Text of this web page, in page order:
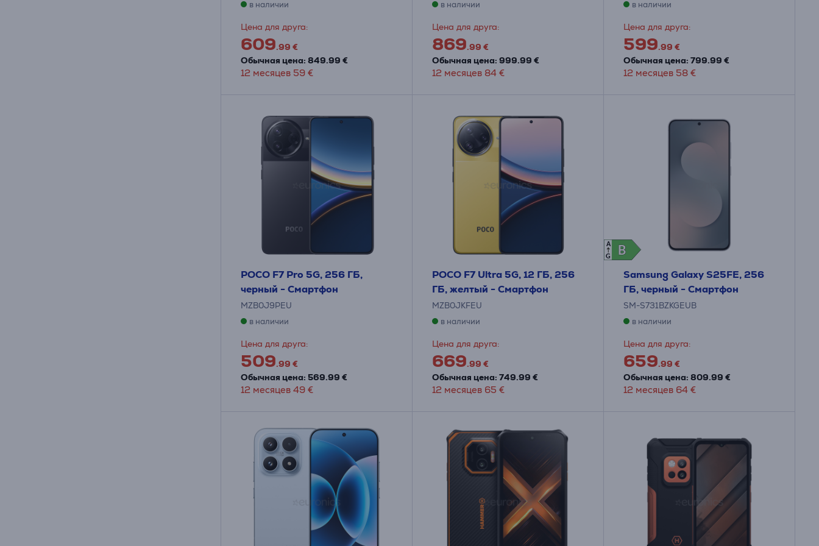
в наличии
Цена для друга:
609.99 €
Обычная цена: 849.99 €
12 месяцев 59 €
в наличии
Цена для друга:
869.99 €
Обычная цена: 999.99 €
12 месяцев 84 €
в наличии
Цена для друга:
599.99 €
Обычная цена: 799.99 €
12 месяцев 58 €
POCO F7 Pro 5G, 256 ГБ,
черный - Смартфон
MZB0J9PEU
в наличии
Цена для друга:
509.99 €
Обычная цена: 569.99 €
12 месяцев 49 €
POCO F7 Ultra 5G, 12 ГБ, 256
ГБ, желтый - Смартфон
MZB0JKFEU
в наличии
Цена для друга:
669.99 €
Обычная цена: 749.99 €
12 месяцев 65 €
B
B
A
G
Samsung Galaxy S25FE, 256
ГБ, черный - Смартфон
SM-S731BZKGEUB
в наличии
Цена для друга:
659.99 €
Обычная цена: 809.99 €
12 месяцев 64 €